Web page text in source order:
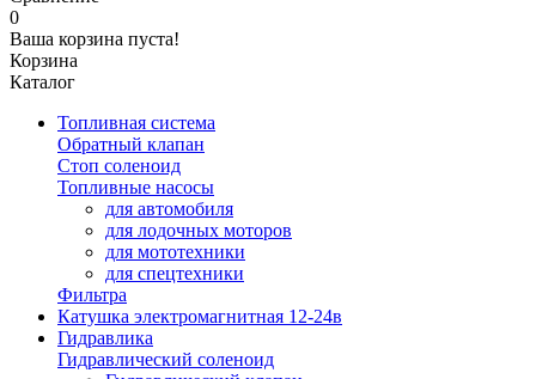
0
Ваша корзина пуста!
Корзина
Каталог
Топливная система
Обратный клапан
Стоп соленоид
Топливные насосы
для автомобиля
для лодочных моторов
для мототехники
для спецтехники
Фильтра
Катушка электромагнитная 12-24в
Гидравлика
Гидравлический соленоид